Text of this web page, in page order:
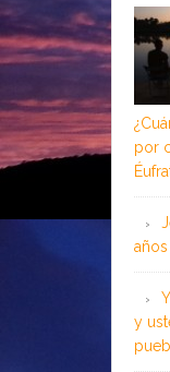
por
años
y